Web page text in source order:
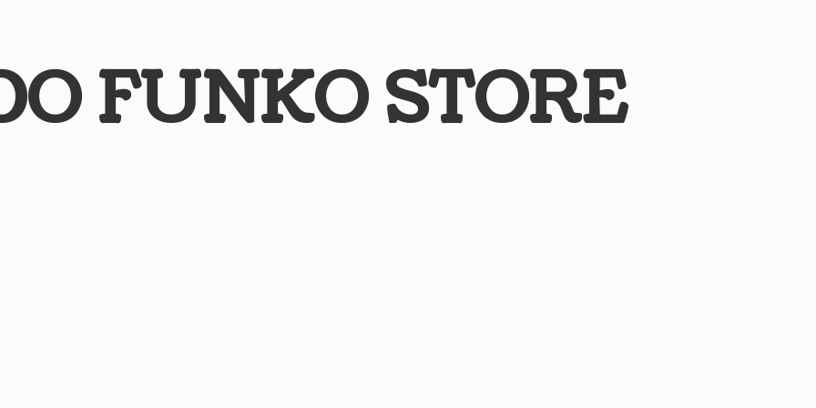
FUNKO STORE